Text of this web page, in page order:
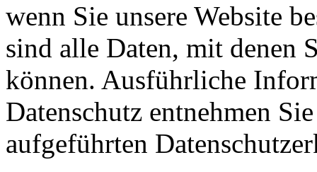
wenn Sie unsere Website
sind alle Daten, mit denen
können. Ausführliche
Datenschutz entnehmen
aufgeführten